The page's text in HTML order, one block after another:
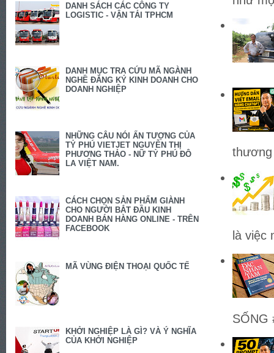
DANH SÁCH CÁC CÔNG TY
LOGISTIC - VẬN TẢI TPHCM
DANH MỤC TRA CỨU MÃ NGÀNH
NGHỀ ĐĂNG KÝ KINH DOANH CHO
DOANH NGHIỆP
NHỮNG CÂU NÓI ẤN TƯỢNG CỦA
TỶ PHÚ VIETJET NGUYỄN THỊ
PHƯƠNG THẢO - NỮ TỶ PHÚ ĐÔ
LA VIỆT NAM.
CÁCH CHỌN SẢN PHẨM GIÀNH
CHO NGƯỜI BẮT ĐẦU KINH
DOANH BÁN HÀNG ONLINE - TRÊN
FACEBOOK
MÃ VÙNG ĐIỆN THOẠI QUỐC TẾ
KHỞI NGHIỆP LÀ GÌ? VÀ Ý NGHĨA
CỦA KHỞI NGHIỆP
thương
là việc
SỐNG